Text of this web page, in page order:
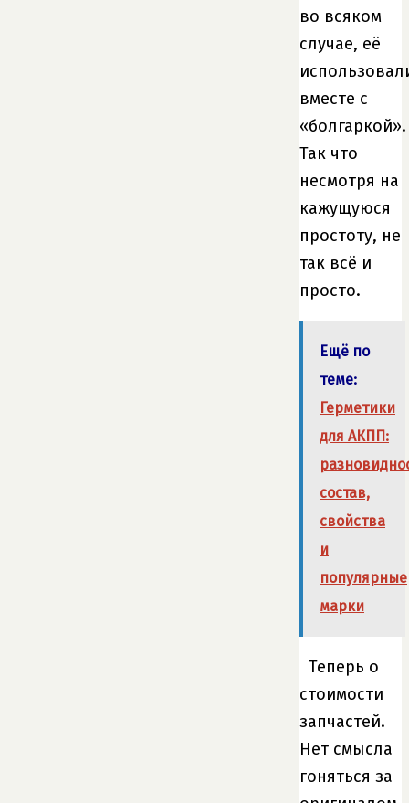
во всяком
случае, её
вместе с
«болгаркой».
Так что
несмотря на
кажущуюся
простоту, не
так всё и
просто.
Ещё по
теме:
Герметики
для АКПП:
состав,
свойства
и
популярные
марки
Теперь о
стоимости
запчастей.
Нет смысла
гоняться за